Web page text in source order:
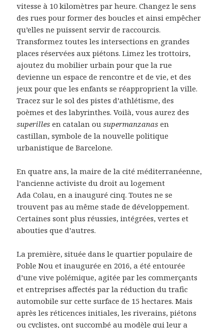
vitesse à 10 kilomètres par heure. Changez le sens
des rues pour former des boucles et ainsi empêcher
qu’elles ne puissent servir de raccourcis.
Transformez toutes les intersections en grandes
places réservées aux piétons. Limez les trottoirs,
ajoutez du mobilier urbain pour que la rue
devienne un espace de rencontre et de vie, et des
jeux pour que les enfants se réapproprient la ville.
Tracez sur le sol des pistes d’athlétisme, des
poèmes et des labyrinthes. Voilà, vous aurez des
superilles en catalan ousupermanzanas en
castillan, symbole de la nouvelle politique
urbanistique de Barcelone.
En quatre ans, la maire de la cité méditerranéenne,
l’ancienne activiste du droit au logement
Ada Colau, en a inauguré cinq. Toutes ne se
trouvent pas au même stade de développement.
Certaines sont plus réussies, intégrées, vertes et
abouties que d’autres.
La première, située dans le quartier populaire de
Poble Nou et inaugurée en 2016, a été entourée
d’une vive polémique, agitée par les commerçants
et entreprises affectés par la réduction du trafic
automobile sur cette surface de 15 hectares. Mais
après les réticences initiales, les riverains, piétons
ou cyclistes, ont succombé au modèle qui leur a